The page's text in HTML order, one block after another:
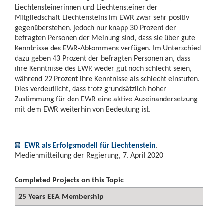
Liechtensteinerinnen und Liechtensteiner der
Mitgliedschaft Liechtensteins im EWR zwar sehr positiv
gegenüberstehen, jedoch nur knapp 30 Prozent der
befragten Personen der Meinung sind, dass sie über gute
Kenntnisse des EWR-Abkommens verfügen. Im Unterschied
dazu geben 43 Prozent der befragten Personen an, dass
ihre Kenntnisse des EWR weder gut noch schlecht seien,
während 22 Prozent ihre Kenntnisse als schlecht einstufen.
Dies verdeutlicht, dass trotz grundsätzlich hoher
Zustimmung für den EWR eine aktive Auseinandersetzung
mit dem EWR weiterhin von Bedeutung ist.
EWR als Erfolgsmodell für Liechtenstein.
Medienmitteilung der Regierung, 7. April 2020
Completed Projects on this Topic
25 Years EEA Membership